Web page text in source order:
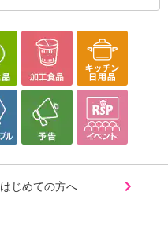
はじめての方へ